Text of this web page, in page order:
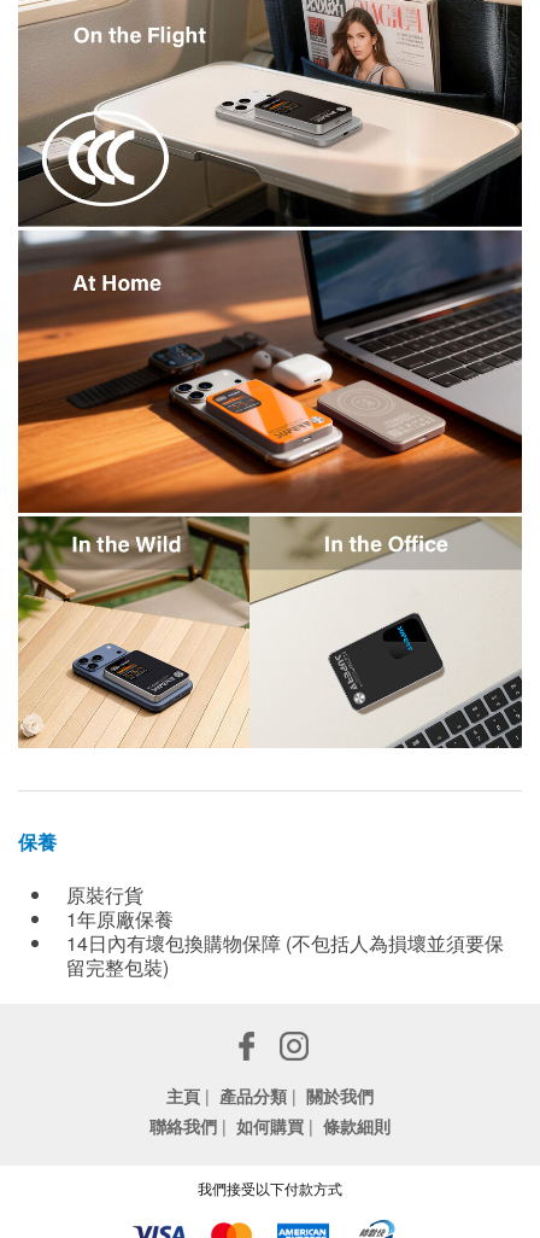
保養
原裝行貨
1年原廠保養
14日內有壞包換購物保障 (不包括人為損壞並須要保
留完整包裝)
主頁 | 產品分類 | 關於我們
聯絡我們 | 如何購買 | 條款細則
我們接受以下付款方式